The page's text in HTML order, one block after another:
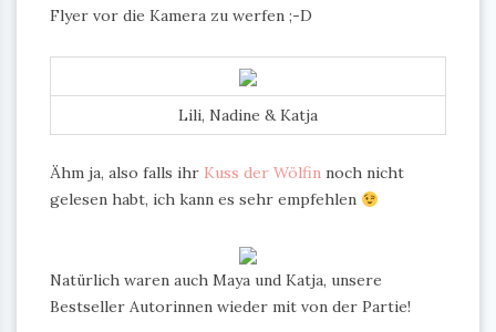
Flyer vor die Kamera zu werfen ;-D
Lili, Nadine & Katja
Ähm ja, also falls ihr Kuss der Wölfin noch nicht
gelesen habt, ich kann es sehr empfehlen
Natürlich waren auch Maya und Katja, unsere
Bestseller Autorinnen wieder mit von der Partie!